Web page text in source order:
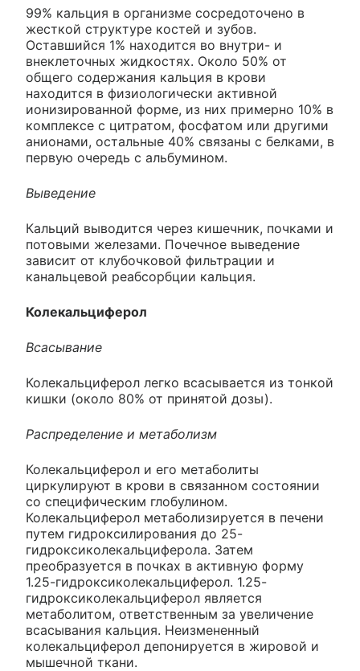
99% кальция в организме сосредоточено в
жесткой структуре костей и зубов.
Оставшийся 1% находится во внутри- и
внеклеточных жидкостях. Около 50% от
общего содержания кальция в крови
находится в физиологически активной
ионизированной форме, из них примерно 10% в
комплексе с цитратом, фосфатом или другими
анионами, остальные 40% связаны с белками, в
первую очередь с альбумином.
Выведение
Кальций выводится через кишечник, почками и
потовыми железами. Почечное выведение
зависит от клубочковой фильтрации и
канальцевой реабсорбции кальция.
Колекальциферол
Всасывание
Колекальциферол легко всасывается из тонкой
кишки (около 80% от принятой дозы).
Распределение и метаболизм
Колекальциферол и его метаболиты
циркулируют в крови в связанном состоянии
со специфическим глобулином.
Колекальциферол метаболизируется в печени
путем гидроксилирования до 25-
гидроксиколекальциферола. Затем
преобразуется в почках в активную форму
1.25-гидроксиколекальциферол. 1.25-
гидроксиколекальциферол является
метаболитом, ответственным за увеличение
всасывания кальция. Неизмененный
колекальциферол депонируется в жировой и
мышечной ткани.